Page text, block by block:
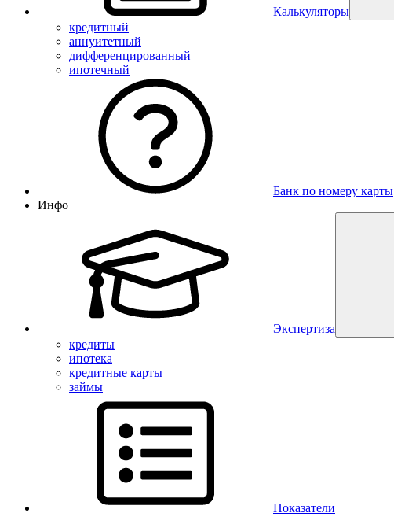
Калькуляторы
кредитный
аннуитетный
дифференцированный
ипотечный
Банк по номеру карты
Инфо
Экспертиза
кредиты
ипотека
кредитные карты
займы
Показатели